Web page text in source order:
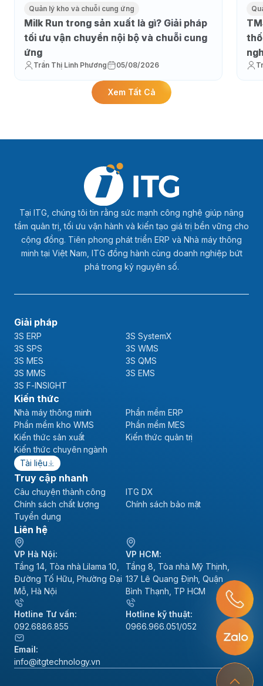
Quản lý kho và chuỗi cung ứng
Milk Run trong sản xuất là gì? Giải pháp
tối ưu vận chuyển nội bộ và chuỗi cung
ứng
Trần Thị Linh Phương 05/08/2026
Xem Tất Cả
Tại ITG, chúng tôi tin rằng sức mạnh công nghệ giúp nâng
tầm quản trị, tối ưu vận hành và kiến tạo giá trị bền vững cho
cộng đồng. Tiên phong phát triển ERP và Nhà máy thông
minh tại Việt Nam, ITG đồng hành cùng doanh nghiệp bứt
phá trong kỷ nguyên số.
Giải pháp
3S ERP
3S SystemX
3S SPS
3S WMS
3S MES
3S QMS
3S MMS
3S EMS
3S F-INSIGHT
Kiến thức
Nhà máy thông minh
Phần mềm ERP
Phần mềm kho WMS
Phần mềm MES
Kiến thức sản xuất
Kiến thức quản trị
Kiến thức chuyên ngành
Tài liệu
Truy cập nhanh
Câu chuyện thành công
ITG DX
Chính sách chất lượng
Chính sách bảo mật
Tuyển dụng
Liên hệ
VP Hà Nội:
Tầng 14, Tòa nhà Lilama 10,
Đường Tố Hữu, Phường Đại
Mỗ, Hà Nội
VP HCM:
Tầng 8, Tòa nhà Mỹ Thịnh,
137 Lê Quang Định, Quận
Bình Thạnh, TP HCM
Hotline Tư vấn:
092.6886.855
Hotline kỹ thuật:
0966.966.051/052
Email:
info@itgtechnology.vn